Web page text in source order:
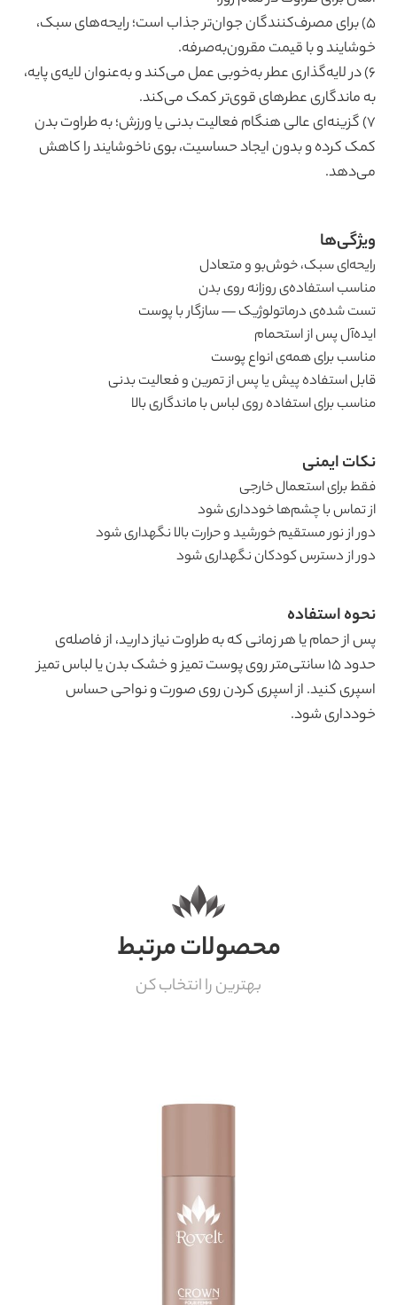
۵) برای مصرف‌کنندگان جوان‌تر جذاب است؛ رایحه‌های سبک،
خوشایند و با قیمت مقرون‌به‌صرفه.
۶) در لایه‌گذاری عطر به‌خوبی عمل می‌کند و به‌عنوان لایه‌ی پایه،
به ماندگاری عطرهای قوی‌تر کمک می‌کند.
۷) گزینه‌ای عالی هنگام فعالیت بدنی یا ورزش؛ به طراوت بدن
کمک کرده و بدون ایجاد حساسیت، بوی ناخوشایند را کاهش
می‌دهد.
ویژگی‌ها
رایحه‌ای سبک، خوش‌بو و متعادل
مناسب استفاده‌ی روزانه روی بدن
تست شده‌ی درماتولوژیک — سازگار با پوست
ایده‌آل پس از استحمام
مناسب برای همه‌ی انواع پوست
قابل استفاده پیش یا پس از تمرین و فعالیت بدنی
مناسب برای استفاده روی لباس با ماندگاری بالا
نکات ایمنی
فقط برای استعمال خارجی
از تماس با چشم‌ها خودداری شود
دور از نور مستقیم خورشید و حرارت بالا نگهداری شود
دور از دسترس کودکان نگهداری شود
نحوه استفاده
پس از حمام یا هر زمانی که به طراوت نیاز دارید، از فاصله‌ی
حدود ۱۵ سانتی‌متر روی پوست تمیز و خشک بدن یا لباس تمیز
اسپری کنید. از اسپری کردن روی صورت و نواحی حساس
خودداری شود.
محصولات مرتبط
بهترین را انتخاب کن